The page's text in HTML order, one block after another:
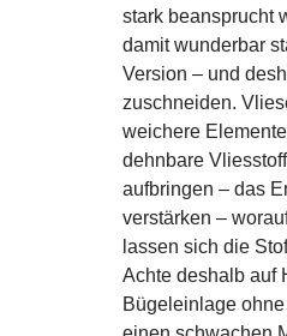
stark beansprucht
damit wunderbar
Version – und
zuschneiden.
weichere
dehnbare
aufbringen – das
verstärken –
lassen sich die
Achte deshalb auf
Bügeleinlage